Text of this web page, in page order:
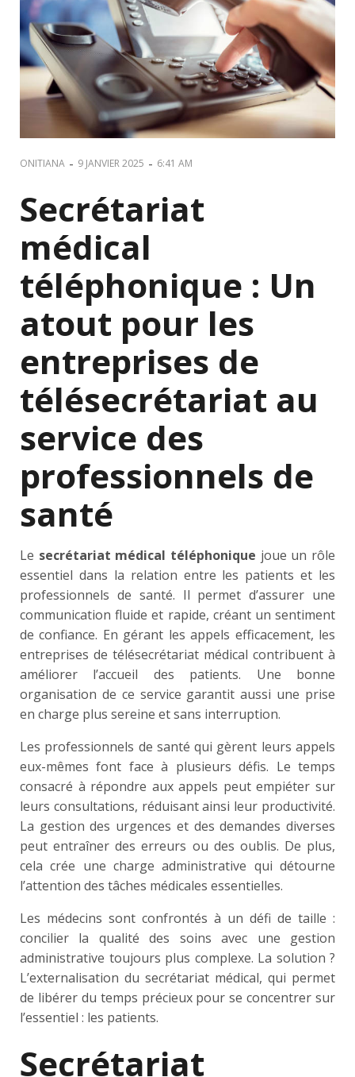
ONITIANA - 9 JANVIER 2025 - 6:41 AM
Secrétariat
médical
téléphonique : Un
atout pour les
entreprises de
télésecrétariat au
service des
professionnels de
santé
Le secrétariat médical téléphonique joue un rôle
essentiel dans la relation entre les patients et les
professionnels de santé. Il permet d’assurer une
communication fluide et rapide, créant un sentiment
de confiance. En gérant les appels efficacement, les
entreprises de télésecrétariat médical contribuent à
améliorer l’accueil des patients. Une bonne
organisation de ce service garantit aussi une prise
en charge plus sereine et sans interruption.
Les professionnels de santé qui gèrent leurs appels
eux-mêmes font face à plusieurs défis. Le temps
consacré à répondre aux appels peut empiéter sur
leurs consultations, réduisant ainsi leur productivité.
La gestion des urgences et des demandes diverses
peut entraîner des erreurs ou des oublis. De plus,
cela crée une charge administrative qui détourne
l’attention des tâches médicales essentielles.
Les médecins sont confrontés à un défi de taille :
concilier la qualité des soins avec une gestion
administrative toujours plus complexe. La solution ?
L’externalisation du secrétariat médical, qui permet
de libérer du temps précieux pour se concentrer sur
l’essentiel : les patients.
Secrétariat